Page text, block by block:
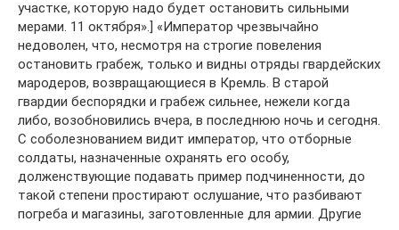
участке, которую надо будет остановить сильными
мерами. 11 октября».] «Император чрезвычайно
недоволен, что, несмотря на строгие повеления
остановить грабеж, только и видны отряды гвардейских
мародеров, возвращающиеся в Кремль. В старой
гвардии беспорядки и грабеж сильнее, нежели когда
либо, возобновились вчера, в последнюю ночь и сегодня.
С соболезнованием видит император, что отборные
солдаты, назначенные охранять его особу,
долженствующие подавать пример подчиненности, до
такой степени простирают ослушание, что разбивают
погреба и магазины, заготовленные для армии. Другие